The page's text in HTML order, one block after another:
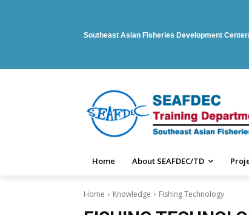
Southeast Asian Fisheries Development
Home About SEAFDEC/TD
Home Knowledge Fishing Technology